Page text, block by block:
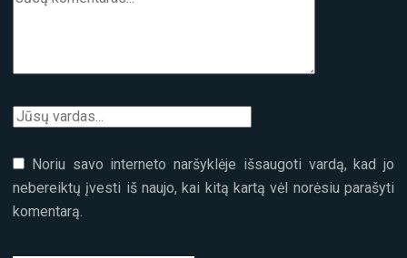
Noriu savo interneto naršyklėje išsaugoti vardą, kad jo
nebereiktų įvesti iš naujo, kai kitą kartą vėl norėsiu parašyti
komentarą.